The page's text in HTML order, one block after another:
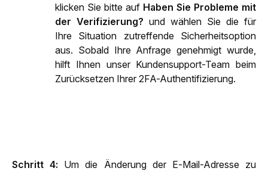
klicken Sie bitte auf Haben Sie Probleme mit
der Verifizierung? und wählen Sie die für
Ihre Situation zutreffende Sicherheitsoption
aus. Sobald Ihre Anfrage genehmigt wurde,
hilft Ihnen unser Kundensupport-Team beim
Zurücksetzen Ihrer 2FA-Authentifizierung.
Schritt 4: Um die Änderung der E-Mail-Adresse zu